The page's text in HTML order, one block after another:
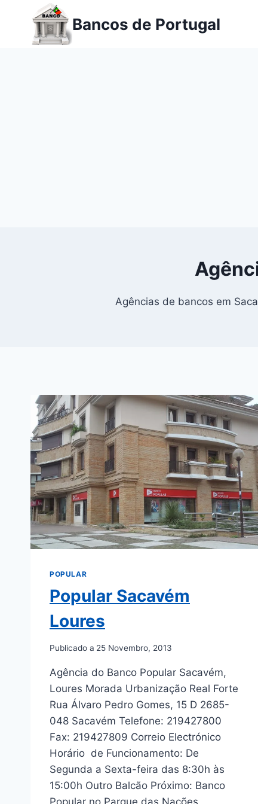
Bancos de Portugal
Agências de bancos em
POPULAR
Popular Sacavém
Loures
Publicado a 25 Novembro, 2013
Agência do Banco Popular Sacavém,
Loures Morada Urbanização Real Forte
Rua Álvaro Pedro Gomes, 15 D 2685-
048 Sacavém Telefone: 219427800
Fax: 219427809 Correio Electrónico
Horário de Funcionamento: De
Segunda a Sexta-feira das 8:30h às
15:00h Outro Balcão Próximo: Banco
Popular no Parque das Nações